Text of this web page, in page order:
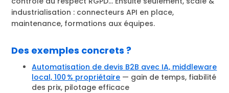
industrialisation : connecteurs API en place,
maintenance, formations aux équipes.
Des exemples concrets ?
Automatisation de devis B2B avec IA, middleware
local, 100 % propriétaire — gain de temps, fiabilité
des prix, pilotage efficace